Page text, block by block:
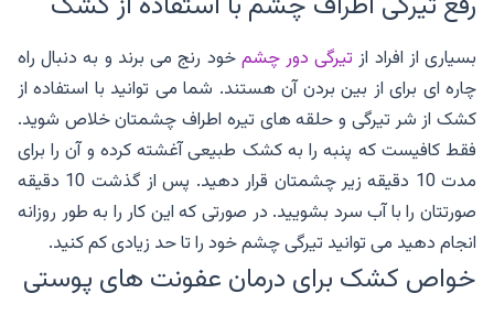
بسیاری از افراد از تیرگی دور چشمخود رنج می برند و به دنبال راه
چاره ای برای از بین بردن آن هستند. شما می توانید با استفاده از
کشک از شر تیرگی و حلقه های تیره اطراف چشمتان خلاص شوید.
فقط کافیست که پنبه را به کشک طبیعی آغشته کرده و آن را برای
مدت 10 دقیقه زیر چشمتان قرار دهید. پس از گذشت 10 دقیقه
صورتتان را با آب سرد بشویید. در صورتی که این کار را به طور روزانه
انجام دهید می توانید تیرگی چشم خود را تا حد زیادی کم کنید.
خواص کشک برای درمان عفونت های پوستی